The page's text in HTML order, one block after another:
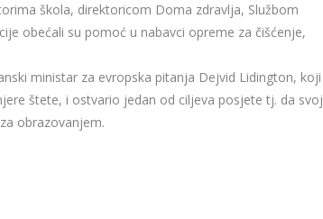
škola, direktoricom Doma zdravlja, Službom
obećali su pomoć u nabavci opreme za čišćenje,
ministar za evropska pitanja Dejvid Lidington, koji
štete, i ostvario jedan od ciljeva posjete tj. da svoj
obrazovanjem.